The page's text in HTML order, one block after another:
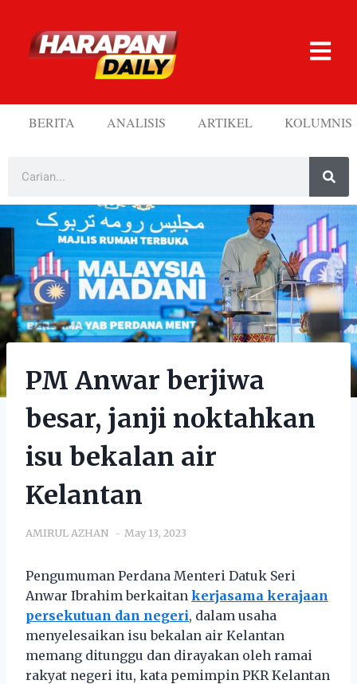
BERITA ANALISIS ARTIKEL KOLUMNIS
PM Anwar berjiwa
besar, janji noktahkan
isu bekalan air
Kelantan
AMIRUL AZHAN May 13, 2023
Pengumuman Perdana Menteri Datuk Seri
Anwar Ibrahim berkaitan kerjasama kerajaan
persekutuan dan negeri, dalam usaha
menyelesaikan isu bekalan air Kelantan
memang ditunggu dan dirayakan oleh ramai
rakyat negeri itu, kata pemimpin PKR Kelantan